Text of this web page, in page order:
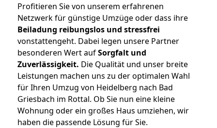
Profitieren Sie von unserem erfahrenen
Netzwerk für günstige Umzüge oder dass ihre
Beiladung reibungslos und stressfrei
vonstattengeht. Dabei legen unsere Partner
besonderen Wert aufSorgfalt und
Zuverlässigkeit. Die Qualität und unser breite
Leistungen machen uns zu der optimalen Wahl
für Ihren Umzug von Heidelberg nach Bad
Griesbach im Rottal. Ob Sie nun eine kleine
Wohnung oder ein großes Haus umziehen, wir
haben die passende Lösung für Sie.